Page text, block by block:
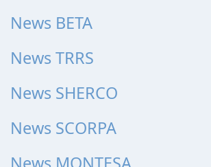
News BETA
News TRRS
News SHERCO
News SCORPA